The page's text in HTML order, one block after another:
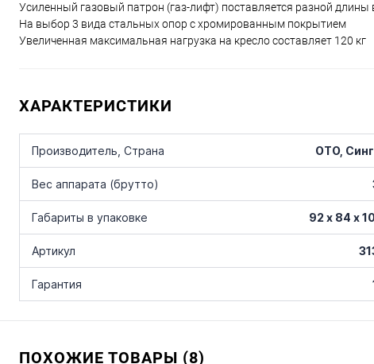
Усиленный газовый патрон (газ-лифт) поставляется разной длины
На выбор 3 вида стальных опор с хромированным покрытием
Увеличенная максимальная нагрузка на кресло составляет 120 кг
ХАРАКТЕРИСТИКИ
Производитель, Страна OTO,
Вес аппарата (брутто)
Габариты в упаковке 92 х 84 х
Артикул
Гарантия
ПОХОЖИЕ ТОВАРЫ (8)